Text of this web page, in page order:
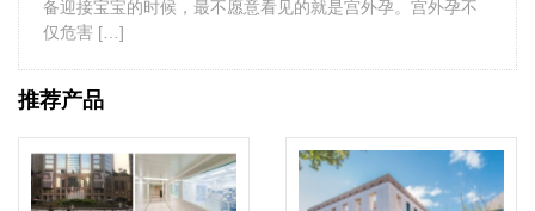
备迎接宝宝的时候，最不愿意看见的就是宫外孕。宫外孕不
仅危害 […]
推荐产品